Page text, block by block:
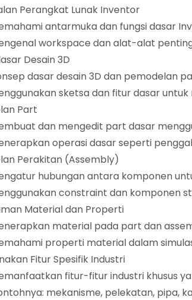
Perangkat Lunak Inventor
antarmuka dan fungsi dasar
workspace dan alat-alat
Desain 3D
dasar desain 3D dan pemodelan
sketsa dan fitur dasar
Part
dan mengedit part dasar
operasi dasar seperti
Perakitan (Assembly)
hubungan antara komponen
constraint dan komponen
Material dan Properti
material pada part dan
properti material dalam
Fitur Spesifik Industri
fitur-fitur industri khusus
mekanisme, pelekatan, pipa,